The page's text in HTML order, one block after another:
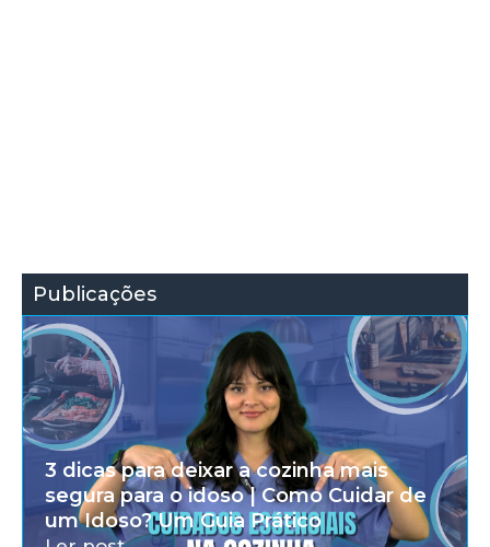
Publicações
3 dicas para deixar a cozinha mais
segura para o idoso | Como Cuidar de
um Idoso? Um Guia Prático